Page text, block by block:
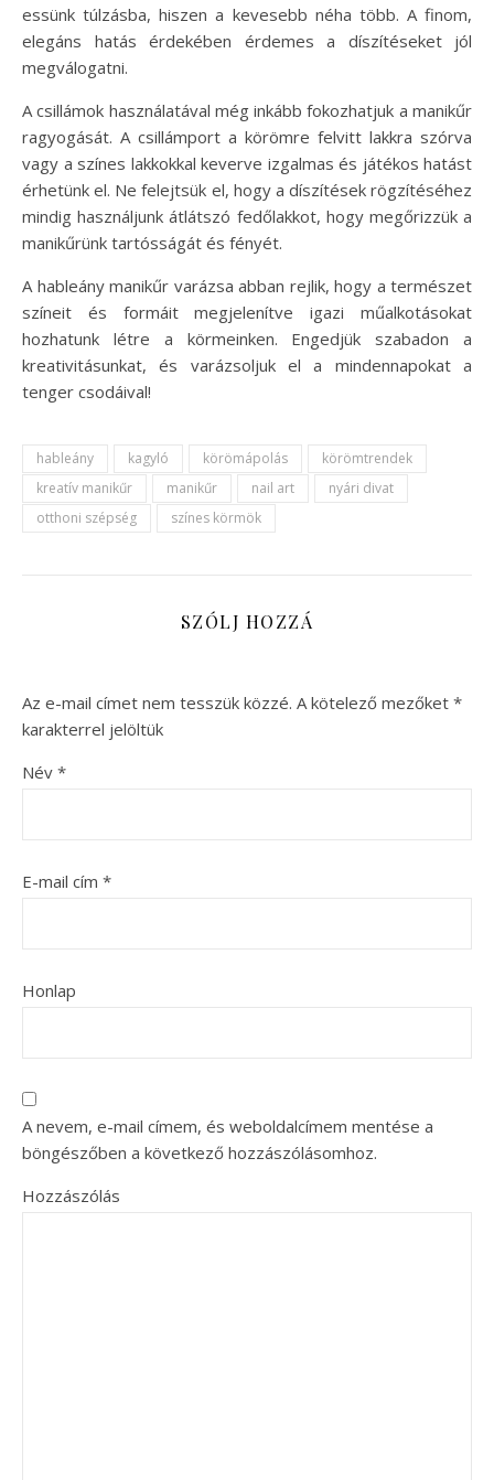
essünk túlzásba, hiszen a kevesebb néha több. A finom,
elegáns hatás érdekében érdemes a díszítéseket jól
megválogatni.
A csillámok használatával még inkább fokozhatjuk a manikűr
ragyogását. A csillámport a körömre felvitt lakkra szórva
vagy a színes lakkokkal keverve izgalmas és játékos hatást
érhetünk el. Ne felejtsük el, hogy a díszítések rögzítéséhez
mindig használjunk átlátszó fedőlakkot, hogy megőrizzük a
manikűrünk tartósságát és fényét.
A hableány manikűr varázsa abban rejlik, hogy a természet
színeit és formáit megjelenítve igazi műalkotásokat
hozhatunk létre a körmeinken. Engedjük szabadon a
kreativitásunkat, és varázsoljuk el a mindennapokat a
tenger csodáival!
hableány kagyló körömápolás
körömtrendek
kreatív manikűr
manikűr nail art
nyári divat
otthoni szépség
színes körmök
SZÓLJ HOZZÁ
Az e-mail címet nem tesszük közzé. A kötelező mezőket *
karakterrel jelöltük
Név *
E-mail cím *
Honlap
A nevem, e-mail címem, és weboldalcímem mentése a
böngészőben a következő hozzászólásomhoz.
Hozzászólás